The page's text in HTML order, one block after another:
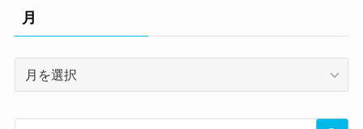
リ
ー
月